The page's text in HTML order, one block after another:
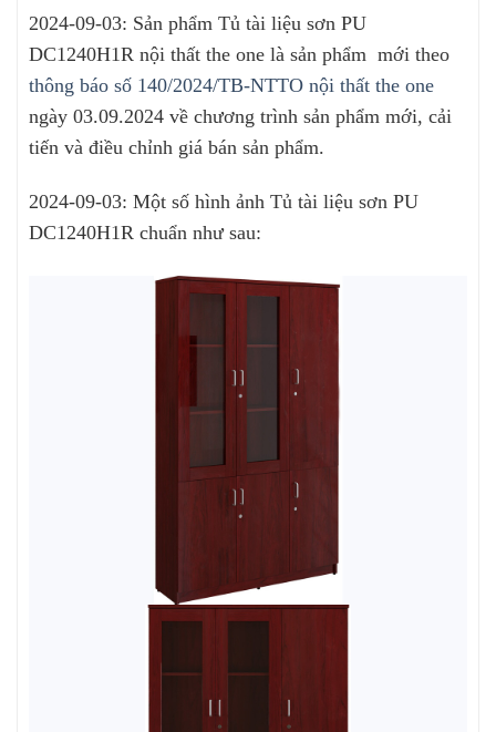
2024-09-03: Sản phẩm Tủ tài liệu sơn PU
DC1240H1R nội thất the one là sản phẩm mới theo
thông báo số 140/2024/TB-NTTO nội thất the one
ngày 03.09.2024 về chương trình sản phẩm mới, cải
tiến và điều chỉnh giá bán sản phẩm.
2024-09-03: Một số hình ảnh Tủ tài liệu sơn PU
DC1240H1R chuẩn như sau: